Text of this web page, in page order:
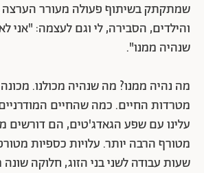
שמתקתק בשיתוף פעולה מעורר הערצה
והילדים, הסבירה, לי וגם לעצמה: "אני
שנהיה ממנו".
מה נהיה ממנו? מה שנהיה מכולנו.
מטרדות החיים. כמה שהחיים
עלינו עם שפע הגאדג'טים, הם דורשים
מטורף הרבה יותר. עלויות כספיות
שעות עבודה לשני בני הזוג, חלוקה